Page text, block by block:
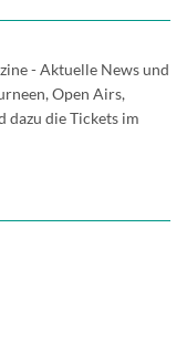
- Aktuelle News und
Open Airs,
dazu die Tickets im